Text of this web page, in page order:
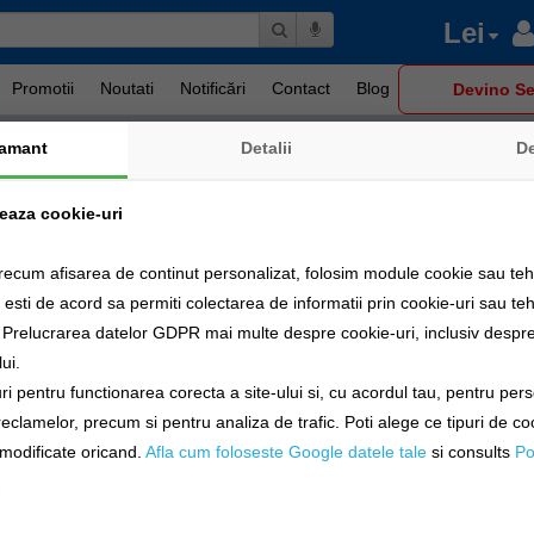
Lei
Promotii Noutati Notificări Contact Blog Devino
de
Transport Gratuit
Plumbi
Cheburashka
Plumbi
Dropshot
Plumbi
Detalii
cookie-uri
afisarea de continut personalizat, folosim module cookie sau
esti de acord sa permiti colectarea de informatii prin cookie-uri sau
datelor GDPR mai multe despre cookie-uri, inclusiv
pentru functionarea corecta a site-ului si, cu acordul tau, pentru
precum si pentru analiza de trafic. Poti alege ce tipuri de
oricand. Afla cum foloseste Google datele tale si consults